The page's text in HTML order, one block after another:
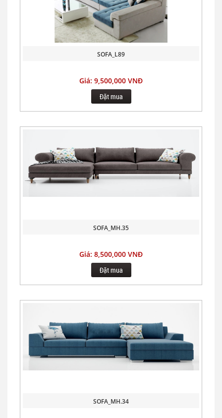
SOFA_L89
Giá: 9,500,000 VNĐ
Đặt mua
SOFA_MH.35
Giá: 8,500,000 VNĐ
Đặt mua
SOFA_MH.34